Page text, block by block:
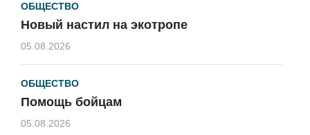
ОБЩЕСТВО
Новый настил на экотропе
05.08.2026
ОБЩЕСТВО
Помощь бойцам
05.08.2026